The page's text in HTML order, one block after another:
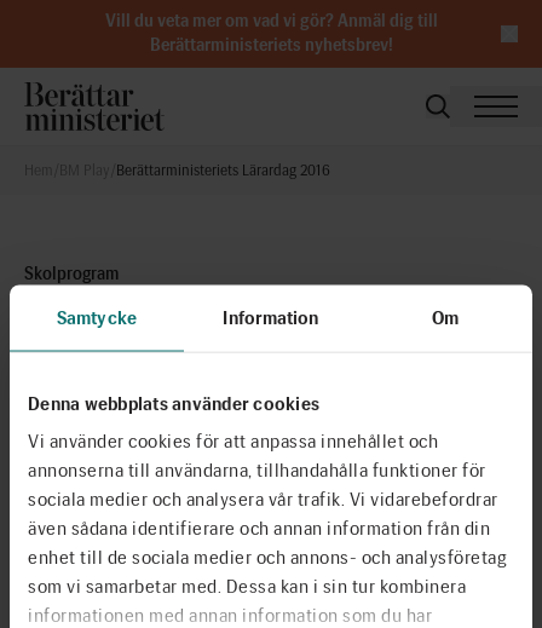
Samtycke Information Om
Denna webbplats använder cookies
Vi använder cookies för att anpassa innehållet och
annonserna till användarna, tillhandahålla funktioner för
sociala medier och analysera vår trafik. Vi vidarebefordrar
även sådana identifierare och annan information från din
enhet till de sociala medier och annons- och analysföretag
som vi samarbetar med. Dessa kan i sin tur kombinera
informationen med annan information som du har
Vill du veta mer om vad vi gör? Anmäl dig till
Berättarministeriets nyhetsbrev!
Berättarministeriets Lärardag 2016
Skolprogram
Berättarministeriets Lärardag 2016
Publicerad 15 februari 2017. Berättarministeriets andra
interaktivitet och kreativt lärande. På talarlistan fanns Anna
Tebelius Bodin, pedagog, föreläsare och skribent, Carl Heath,
forskare och designer på Interactive Institute Swedish (ICT),
Reza Saleh, program- och driftansvarig Berättarministeriet,
Annika Agélii Genlott, forskare och projektledare, Maria
Taube, intendent på Moderna Museet och språkforskaren
Barbro Westlund. Moderator för dagen var författaren och
programledaren Daniel Sjölin.